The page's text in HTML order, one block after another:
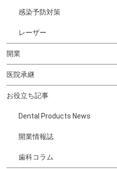
感染予防対策
レーザー
開業
医院承継
お役立ち記事
Dental Products News
開業情報誌
歯科コラム